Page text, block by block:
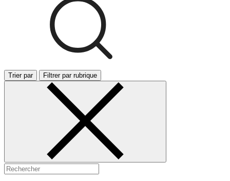
Trier par Filtrer par rubrique